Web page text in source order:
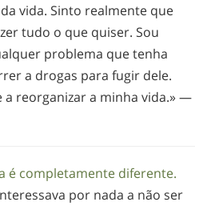
vida. Sinto realmente que
tudo o que quiser. Sou
problema que tenha
a drogas para fugir dele.
a reorganizar a minha vida.» —
é completamente diferente.
por nada a não ser